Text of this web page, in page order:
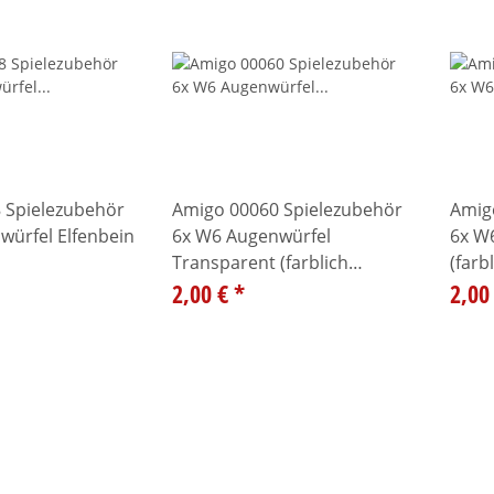
Spielezubehör
Elfenbein
Amigo 00060 Spielezubehör
6x W6 Augenwürfel
Transparent (farblich
gemischt)
2,00 €*
6x